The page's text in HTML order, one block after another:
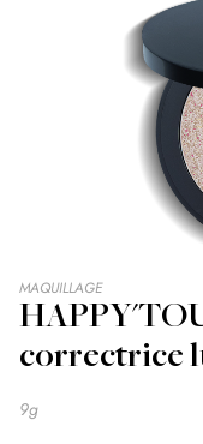
Skip
beginning
MAQUILLAGE
correctrice
9g